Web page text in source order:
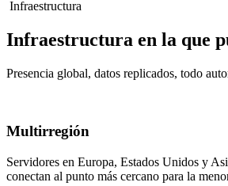
Infraestructura
Infraestructura en la que
Presencia global, datos replicados, todo
Multirregión
Servidores en Europa, Estados Unidos y
conectan al punto más cercano para la